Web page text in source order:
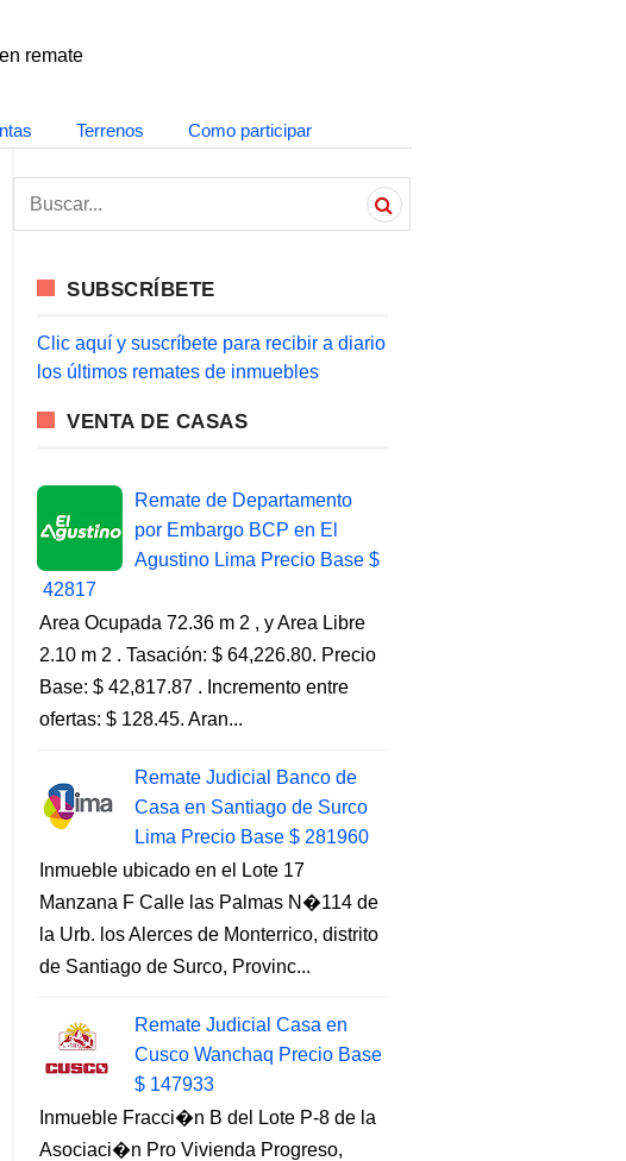
remate
Terrenos Como participar
a
SUBSCRÍBETE
Clic aquí y suscríbete para recibir a diario
los últimos remates de inmuebles
VENTA DE CASAS
Remate de Departamento
por Embargo BCP en El
Agustino Lima Precio Base $
42817
Area Ocupada 72.36 m 2 , y Area Libre
2.10 m 2 . Tasación: $ 64,226.80. Precio
Base: $ 42,817.87 . Incremento entre
ofertas: $ 128.45. Aran...
Remate Judicial Banco de
Casa en Santiago de Surco
Lima Precio Base $ 281960
Inmueble ubicado en el Lote 17
Manzana F Calle las Palmas N�114 de
la Urb. los Alerces de Monterrico, distrito
de Santiago de Surco, Provinc...
Remate Judicial Casa en
Cusco Wanchaq Precio Base
$ 147933
Inmueble Fracci�n B del Lote P-8 de la
Asociaci�n Pro Vivienda Progreso,